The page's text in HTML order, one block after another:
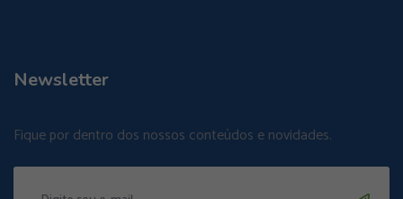
Newsletter
Fique por dentro dos nossos conteúdos e novidades.